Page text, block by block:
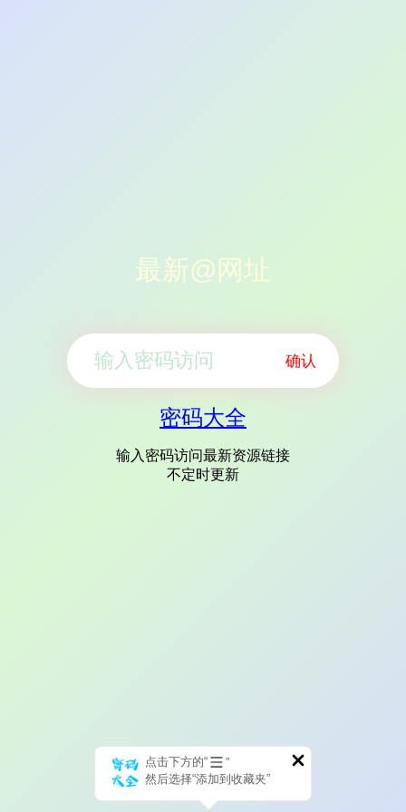
最新@网址
确认
密码大全
输入密码访问最新资源链接
不定时更新
点击下方的“
”
然后选择“添加到收藏夹”